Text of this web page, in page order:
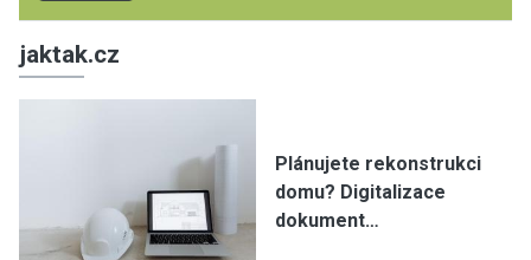
jaktak.cz
Plánujete rekonstrukci
domu? Digitalizace
dokument…